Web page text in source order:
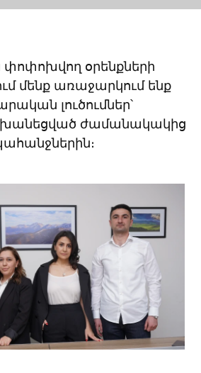
օրենքների
մենք առաջարկում ենք
լուծումներ՝
ժամանակակից